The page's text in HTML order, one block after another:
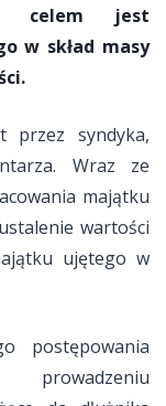
celem jest
w skład masy
przez syndyka,
Wraz ze
majątku
wartości
ujętego w
postępowania
prowadzeniu